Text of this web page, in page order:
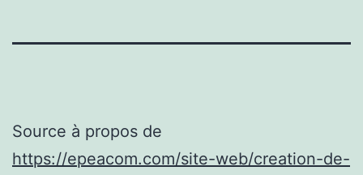
Source à propos de
https://epeacom.com/site-web/creation-de-